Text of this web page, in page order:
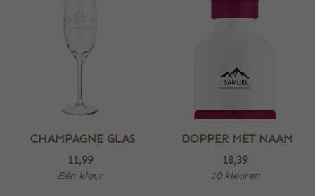
CHAMPAGNE GLAS
11,99
Eén kleur
DOPPER MET NAAM
18,39
10 kleuren